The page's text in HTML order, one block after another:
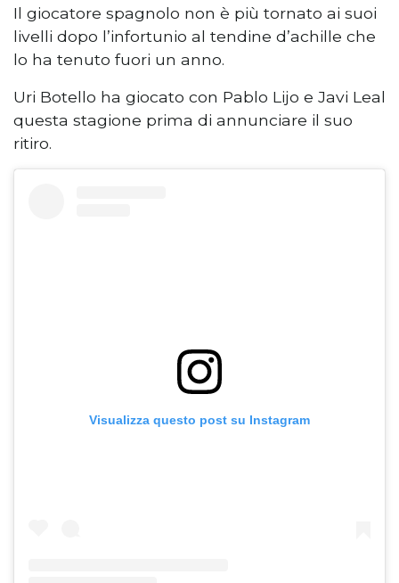
Il giocatore spagnolo non è più tornato ai suoi
livelli dopo l’infortunio al tendine d’achille che
lo ha tenuto fuori un anno.
Uri Botello ha giocato con Pablo Lijo e Javi Leal
questa stagione prima di annunciare il suo
ritiro.
Visualizza questo post su Instagram